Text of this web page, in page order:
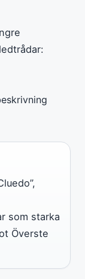
som starka
Överste